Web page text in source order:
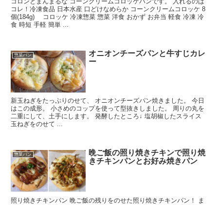
コレ！冷凍食品 日本水産 口どけなめらか コーンクリームコロッケ 8
個(184g) コロッケ 冷凍惣菜 惣菜 洋食 おかず お弁当 軽食 冷凍 冷
食 時短 手軽 簡単 ...
惣菜パン
オニオンチーズパンと牛すじカレ
ー
新玉ねぎをたっぷりのせて、 オニオンチーズパン焼きました。 今日
はこの成形。 小さめのコップを使って型抜きしました。 周りの丸を
二重にして、土手にします。 発酵したところ↓ 塩胡椒したスライス
玉ねぎをのせて ...
惣菜パン
晩ご飯の照り焼きチキンで照り焼
きチキンパンとお好み焼きパン
照り焼きチキンパン 晩ご飯の残りをのせた照り焼きチキンパン！ ま